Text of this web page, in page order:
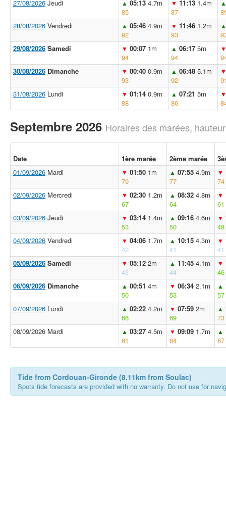
27/08/2026 Jeudi ▲ 05:13 4.7m
85
▼ 11:13 1.4m
87
▲
28/08/2026 Vendredi ▲ 05:46 4.9m
92
▼ 11:46 1.2m
93
▲
29/08/2026 Samedi ▼ 00:07 1m
94
▲ 06:17 5m
94
▼
30/08/2026 Dimanche ▼ 00:40 0.9m
93
▲ 06:48 5.1m
92
▼
31/08/2026 Lundi ▼ 01:14 0.9m
88
▲ 07:21 5m
86
▼
Septembre 2026 Horaires des marées,
Date 1ère marée 2ème marée
01/09/2026 Mardi ▼ 01:50 1m
79
▲ 07:55 4.9m
77
▼
74
02/09/2026 Mercredi ▼ 02:30 1.2m
67
▲ 08:32 4.8m
64
▼
61
03/09/2026 Jeudi ▼ 03:14 1.4m
53
▲ 09:16 4.6m
50
▼
48
04/09/2026 Vendredi ▼ 04:06 1.7m
42
▲ 10:15 4.3m
41
▼
41
05/09/2026 Samedi ▼ 05:12 2m
43
▲ 11:45 4.1m
44
▼
46
06/09/2026 Dimanche ▲ 00:51 4m
50
▼ 06:34 2.1m
53
▲
57
07/09/2026 Lundi ▲ 02:22 4.2m
66
▼ 07:59 2m
69
▲
73
08/09/2026 Mardi
▲ 03:27 4.5m
81
▼ 09:09 1.7m
84
▲
87
Tide from Cordouan-Gironde (8.11km from Soulac)
Spots tide forecasts are provided with no warranty. Do not use for